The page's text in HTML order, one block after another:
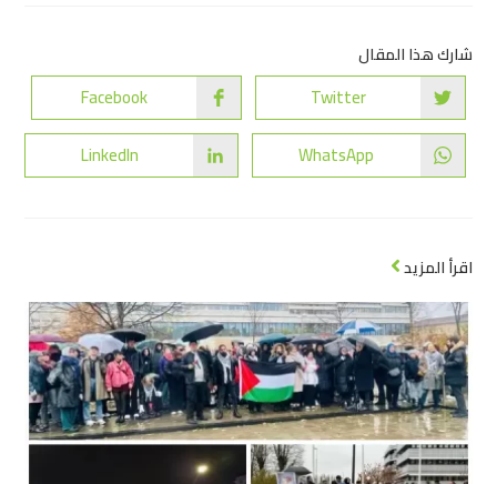
شارك هذا المقال
Twitter
Facebook
WhatsApp
LinkedIn
اقرأ المزيد